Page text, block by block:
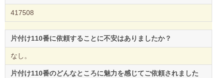
417508
片付け110番に依頼することに不安はありましたか？
なし。
片付け110番のどんなところに魅力を感じてご依頼されました